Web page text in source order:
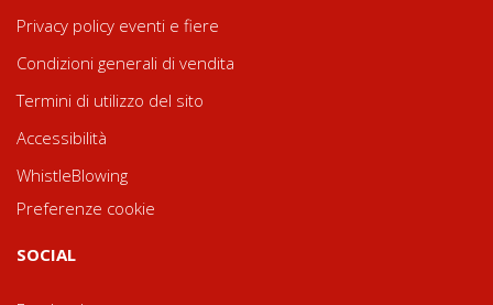
Privacy policy eventi e fiere
Condizioni generali di vendita
Termini di utilizzo del sito
Accessibilità
WhistleBlowing
Preferenze cookie
SOCIAL